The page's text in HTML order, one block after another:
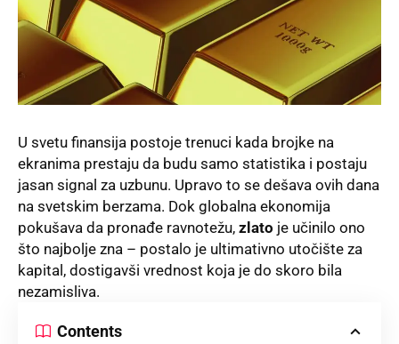
U svetu finansija postoje trenuci kada brojke na
ekranima prestaju da budu samo statistika i postaju
jasan signal za uzbunu. Upravo to se dešava ovih dana
na svetskim berzama. Dok globalna ekonomija
pokušava da pronađe ravnotežu, zlato je učinilo ono
što najbolje zna – postalo je ultimativno utočište za
kapital, dostigavši vrednost koja je do skoro bila
nezamisliva.
Contents